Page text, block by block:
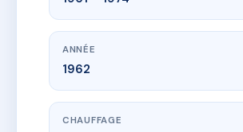
ANNÉE
1962
CHAUFFAGE